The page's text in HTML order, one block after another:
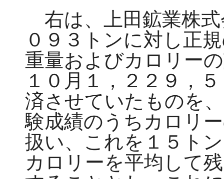
右は、上田鉱業株
０９３トンに対し正
重量およびカロリー
１０月１，２２９，
済させていたものを
験成績のうちカロリ
扱い、これを１５ト
カロリーを平均して